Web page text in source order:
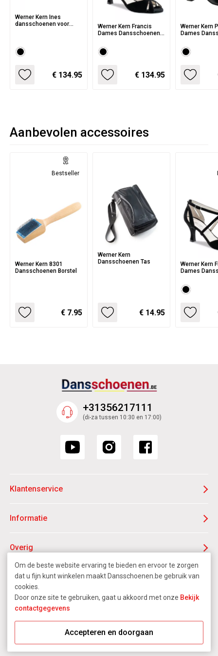
Werner Kern Ines
dansschoenen voor
€ 134.95
Werner Kern Francis
Dames Dansschoenen
dansstijlen - zwart
suede
€ 134.95
Werner Kern
Dames
Kruisbandje
- 3
Aanbevolen accessoires
Bestseller
Werner Kern 8301
Dansschoenen Borstel
€ 7.95
Werner Kern
Dansschoenen Tas
€ 14.95
Werner Kern
Dames
dansstijlen -
suede
+31356217111
(di-za tussen 10:30 en 17:00)
Klantenservice
Informatie
Overig
F.A.Q.
Sitemap © 2009 - 2026 - Dansschoenen.be
Om de beste website ervaring te bieden en ervoor te zorgen
dat u fijn kunt winkelen maakt Dansschoenen.be gebruik van
cookies.
Door onze site te gebruiken, gaat u akkoord met onze Bekijk
contactgegevens
Accepteren en doorgaan